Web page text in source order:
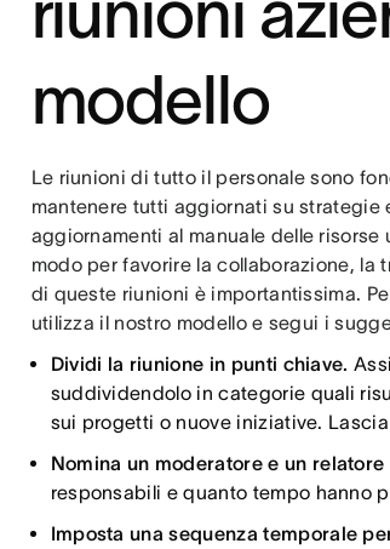
modello
Le riunioni di tutto il personale sono
mantenere tutti aggiornati su
aggiornamenti al manuale delle
modo per favorire la collaborazione,
di queste riunioni è importantissima.
utilizza il nostro modello e segui i
Dividi la riunione in punti chiave.
suddividendolo in categorie quali
sui progetti o nuove iniziative.
Nomina un moderatore e un
responsabili e quanto tempo hanno
Imposta una sequenza temporale